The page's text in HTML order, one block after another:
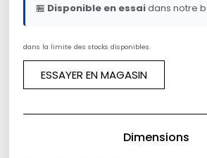
🏪 Disponible en essaidans notre
dans la limite des stocks disponibles.
ESSAYER EN MAGASIN
Dimensions